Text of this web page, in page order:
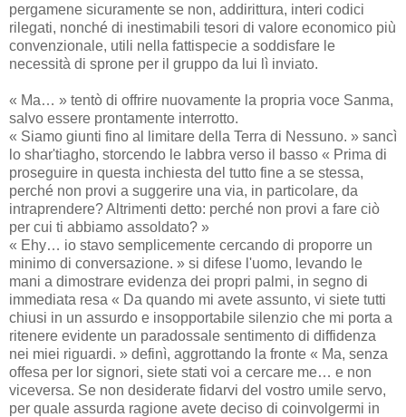
pergamene sicuramente se non, addirittura, interi codici
rilegati, nonché di inestimabili tesori di valore economico più
convenzionale, utili nella fattispecie a soddisfare le
necessità di sprone per il gruppo da lui lì inviato.
« Ma… » tentò di offrire nuovamente la propria voce Sanma,
salvo essere prontamente interrotto.
« Siamo giunti fino al limitare della Terra di Nessuno. » sancì
lo shar'tiagho, storcendo le labbra verso il basso « Prima di
proseguire in questa inchiesta del tutto fine a se stessa,
perché non provi a suggerire una via, in particolare, da
intraprendere? Altrimenti detto: perché non provi a fare ciò
per cui ti abbiamo assoldato? »
« Ehy… io stavo semplicemente cercando di proporre un
minimo di conversazione. » si difese l'uomo, levando le
mani a dimostrare evidenza dei propri palmi, in segno di
immediata resa « Da quando mi avete assunto, vi siete tutti
chiusi in un assurdo e insopportabile silenzio che mi porta a
ritenere evidente un paradossale sentimento di diffidenza
nei miei riguardi. » definì, aggrottando la fronte « Ma, senza
offesa per lor signori, siete stati voi a cercare me… e non
viceversa. Se non desiderate fidarvi del vostro umile servo,
per quale assurda ragione avete deciso di coinvolgermi in